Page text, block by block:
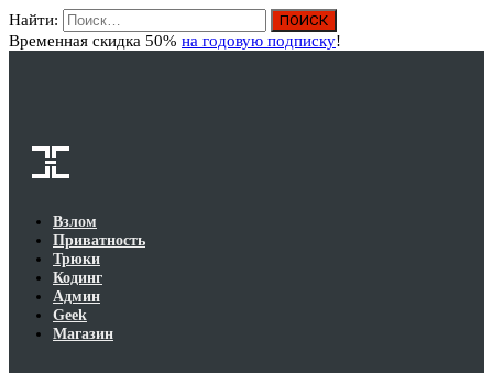
Найти:
Временная скидка 50% на годовую подписку!
Взлом
Приватность
Трюки
Кодинг
Админ
Geek
Магазин